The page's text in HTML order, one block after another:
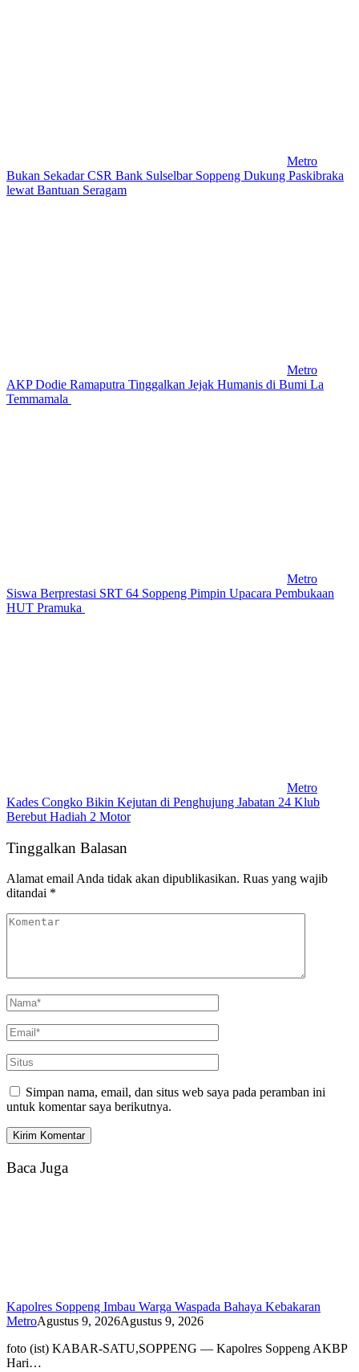
Metro
Bukan Sekadar CSR Bank Sulselbar Soppeng Dukung Paskibraka
lewat Bantuan Seragam
Metro
AKP Dodie Ramaputra Tinggalkan Jejak Humanis di Bumi La
Temmamala
Metro
Siswa Berprestasi SRT 64 Soppeng Pimpin Upacara Pembukaan
HUT Pramuka
Metro
Kades Congko Bikin Kejutan di Penghujung Jabatan 24 Klub
Berebut Hadiah 2 Motor
Tinggalkan Balasan
Alamat email Anda tidak akan dipublikasikan. Ruas yang wajib
ditandai *
Simpan nama, email, dan situs web saya pada peramban ini
untuk komentar saya berikutnya.
Baca Juga
Kapolres Soppeng Imbau Warga Waspada Bahaya Kebakaran
MetroAgustus 9, 2026Agustus 9, 2026
foto (ist) KABAR-SATU,SOPPENG — Kapolres Soppeng AKBP
Hari…